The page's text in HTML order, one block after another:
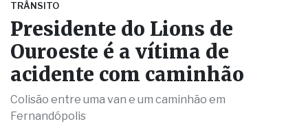
TRÂNSITO
Presidente do Lions de
Ouroeste é a vítima de
acidente com caminhão
Colisão entre uma van e um caminhão em